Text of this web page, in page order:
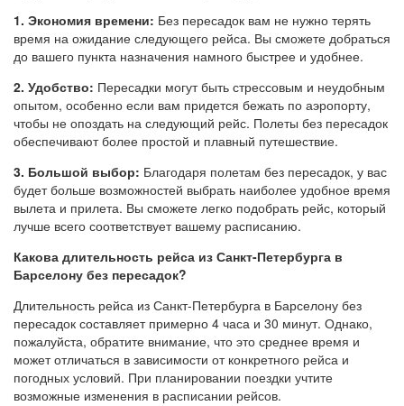
1. Экономия времени: Без пересадок вам не нужно терять
время на ожидание следующего рейса. Вы сможете добраться
до вашего пункта назначения намного быстрее и удобнее.
2. Удобство: Пересадки могут быть стрессовым и неудобным
опытом, особенно если вам придется бежать по аэропорту,
чтобы не опоздать на следующий рейс. Полеты без пересадок
обеспечивают более простой и плавный путешествие.
3. Большой выбор: Благодаря полетам без пересадок, у вас
будет больше возможностей выбрать наиболее удобное время
вылета и прилета. Вы сможете легко подобрать рейс, который
лучше всего соответствует вашему расписанию.
Какова длительность рейса из Санкт-Петербурга в
Барселону без пересадок?
Длительность рейса из Санкт-Петербурга в Барселону без
пересадок составляет примерно 4 часа и 30 минут. Однако,
пожалуйста, обратите внимание, что это среднее время и
может отличаться в зависимости от конкретного рейса и
погодных условий. При планировании поездки учтите
возможные изменения в расписании рейсов.